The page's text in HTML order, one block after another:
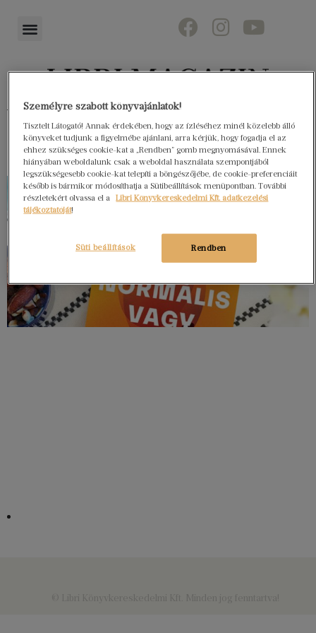
Könyvektől az olvasókig
Személyre szabott könyvajánlatok!
Tisztelt Látogató! Annak érdekében, hogy az ízléséhez minél közelebb álló
könyveket tudjunk a figyelmébe ajánlani, arra kérjük, hogy fogadja el az
ehhez szükséges cookie-kat a „Rendben” gomb megnyomásával. Ennek
hiányában weboldalunk csak a weboldal használata szempontjából
legszükségesebb cookie-kat telepíti a böngészőjébe, de cookie-preferenciáit
később is bármikor módosíthatja a Sütibeállítások menüpontban. További
részletekért olvassa el a
Libri Könyvkereskedelmi Kft. adatkezelési
tájékoztatóját!
Rendben
Süti beállítások